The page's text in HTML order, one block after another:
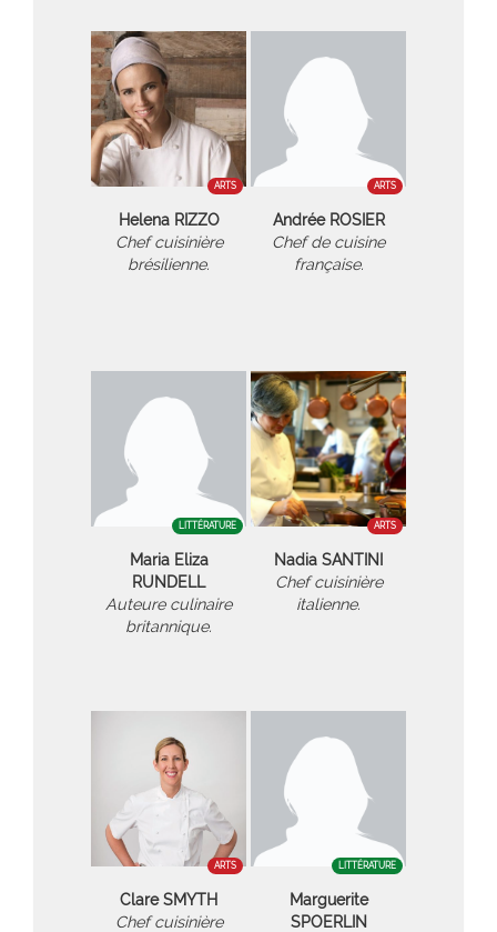
ARTS
Helena RIZZO
Chef cuisinière
brésilienne.
ARTS
Andrée ROSIER
Chef de cuisine
française.
LITTÉRATURE
Maria Eliza
RUNDELL
Auteure culinaire
britannique.
ARTS
Nadia SANTINI
Chef cuisinière
italienne.
ARTS
Clare SMYTH
Chef cuisinière
LITTÉRATURE
Marguerite
SPOERLIN